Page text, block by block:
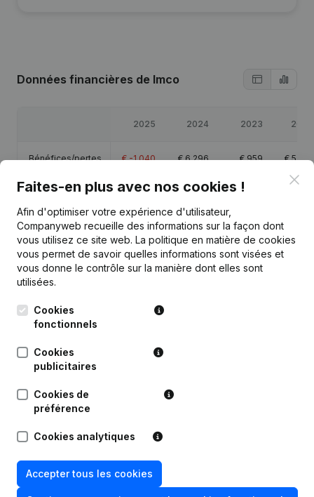
Données financières de Imco
2025 2024 2023 2022
Bénéfices/pertes €-1 040 €6 296 €959 €5 071
Capitaux propres € 41 344 € 42 384 €36 088
Marge brute € 42 707 €54 113 €31 555 €
Publications
Date Publication
Demissions, Nominations
Personne Morale, Ouverture
Succursale, etc...)
Faites-en plus avec nos cookies !
Afin d'optimiser votre expérience d'utilisateur,
Companyweb recueille des informations sur la façon dont
vous utilisez ce site web. La politique en matière de cookies
vous permet de savoir quelles informations sont visées et
vous donne le contrôle sur la manière dont elles sont
utilisées.
Cookies
fonctionnels
Cookies
publicitaires
Cookies de
préférence
Cookies analytiques
Accepter tous les cookies